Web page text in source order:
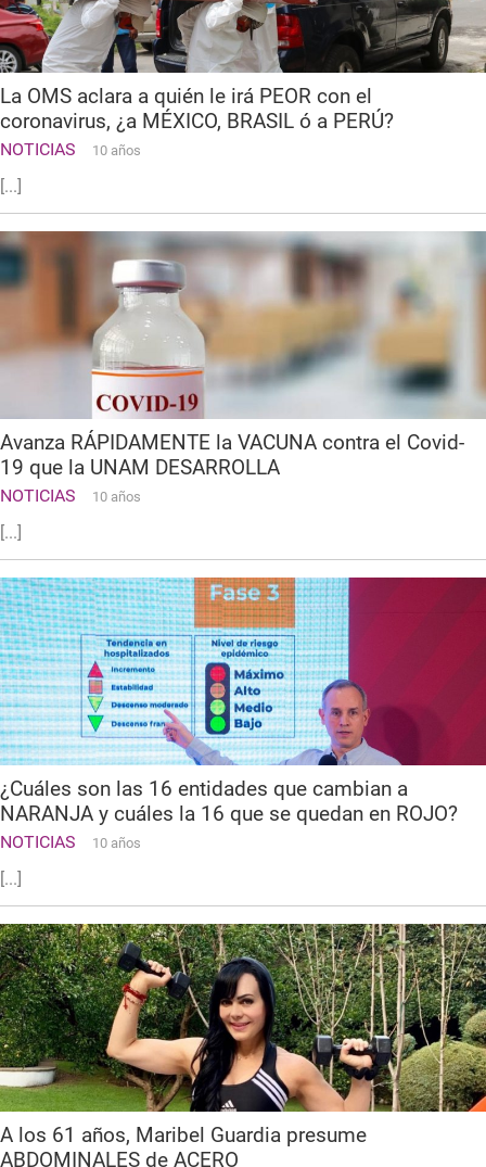
La OMS aclara a quién le irá PEOR con el
coronavirus, ¿a MÉXICO, BRASIL ó a PERÚ?
NOTICIAS 10 años
[...]
Avanza RÁPIDAMENTE la VACUNA contra el Covid-
19 que la UNAM DESARROLLA
NOTICIAS 10 años
[...]
¿Cuáles son las 16 entidades que cambian a
NARANJA y cuáles la 16 que se quedan en ROJO?
NOTICIAS 10 años
[...]
A los 61 años, Maribel Guardia presume
ABDOMINALES de ACERO